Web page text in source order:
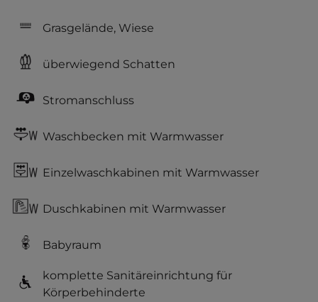
Grasgelände, Wiese
überwiegend Schatten
Stromanschluss
Waschbecken mit Warmwasser
Einzelwaschkabinen mit Warmwasser
Duschkabinen mit Warmwasser
Babyraum
komplette Sanitäreinrichtung für
Körperbehinderte